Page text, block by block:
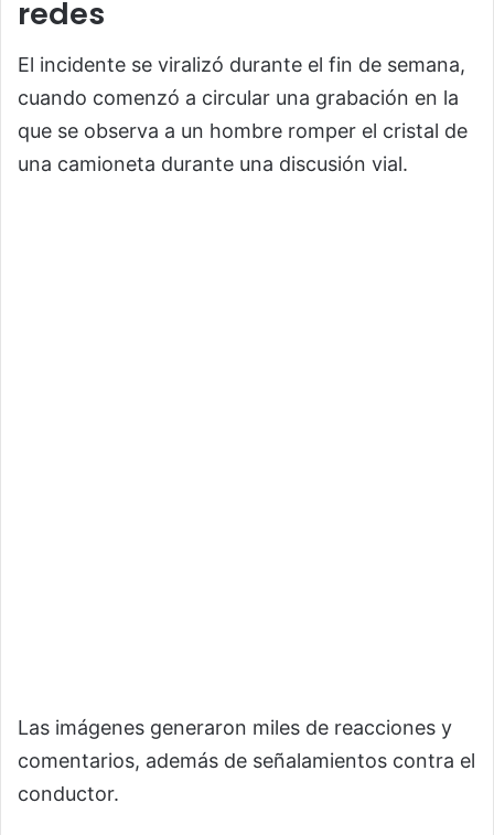
redes
El incidente se viralizó durante el fin de semana,
cuando comenzó a circular una grabación en la
que se observa a un hombre romper el cristal de
una camioneta durante una discusión vial.
Las imágenes generaron miles de reacciones y
comentarios, además de señalamientos contra el
conductor.